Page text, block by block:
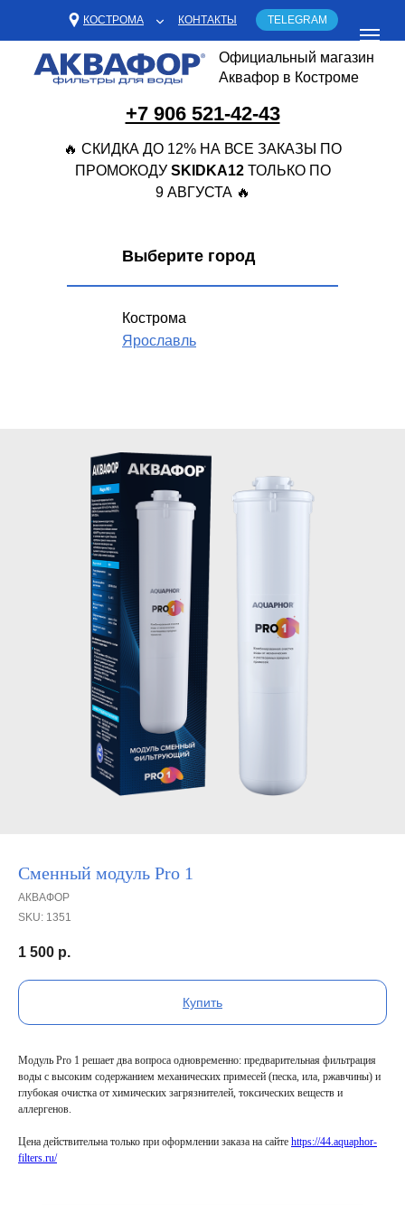
+7 906 521-42-43
КОСТРОМА
Официальный магазин
Аквафор в Костроме
🔥 СКИДКА ДО 12% НА ВСЕ ЗАКАЗЫ ПО
ПРОМОКОДУ SKIDKA12 ТОЛЬКО ПО
9 АВГУСТА 🔥
КОНТАКТЫ TELEGRAM
Кострома
Ярославль
Выберите город
Сменный модуль Pro 1
АКВАФОР
SKU: 1351
1 500 р.
Купить
Модуль Pro 1 решает два вопроса одновременно: предварительная фильтрация
воды с высоким содержанием механических примесей (песка, ила, ржавчины) и
глубокая очистка от химических загрязнителей, токсических веществ и
аллергенов.
Цена действительна только при оформлении заказа на сайте https://44.aquaphor-
filters.ru/